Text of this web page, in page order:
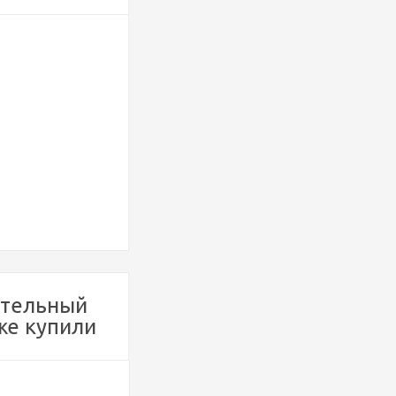
купили